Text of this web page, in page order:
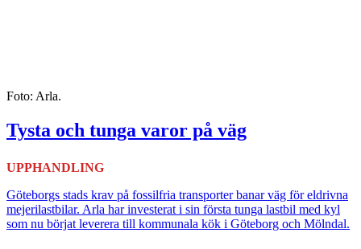
Foto: Arla.
Tysta och tunga varor på väg
UPPHANDLING
Göteborgs stads krav på fossilfria transporter banar väg för eldrivna
mejerilastbilar. Arla har investerat i sin första tunga lastbil med kyl
som nu börjat leverera till kommunala kök i Göteborg och Mölndal.